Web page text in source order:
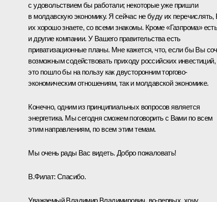
с удовольствием бы работали; некоторые уже пришли
в молдавскую экономику. Я сейчас не буду их
их хорошо знаете, со всеми знакомы. Кроме «Газпрома»
и другие компании. У Вашего правительства есть
приватизационные планы. Мне кажется, что, если бы Вы
возможным содействовать приходу российских инвестиций,
это пошло бы на пользу как двусторонним торгово-
экономическим отношениям, так и молдавской экономике.
Конечно, одним из принципиальных вопросов является
энергетика. Мы сегодня сможем поговорить с Вами по всем
этим направлениям, по всем этим темам.
Мы очень рады Вас видеть. Добро пожаловать!
В.Филат: Спасибо.
Уважаемый Владимир Владимирович, во‑первых, хочу